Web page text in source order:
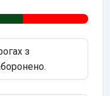
з